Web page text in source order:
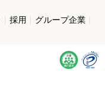
採用
グループ企業